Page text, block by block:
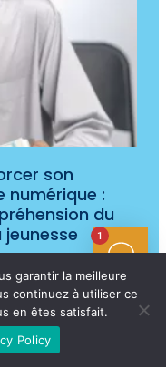
son
numérique :
du
garantir la meilleure
continuez à utiliser ce
en êtes satisfait.
Policy
1